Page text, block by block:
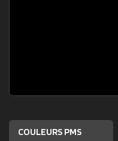
COULEURS PMS